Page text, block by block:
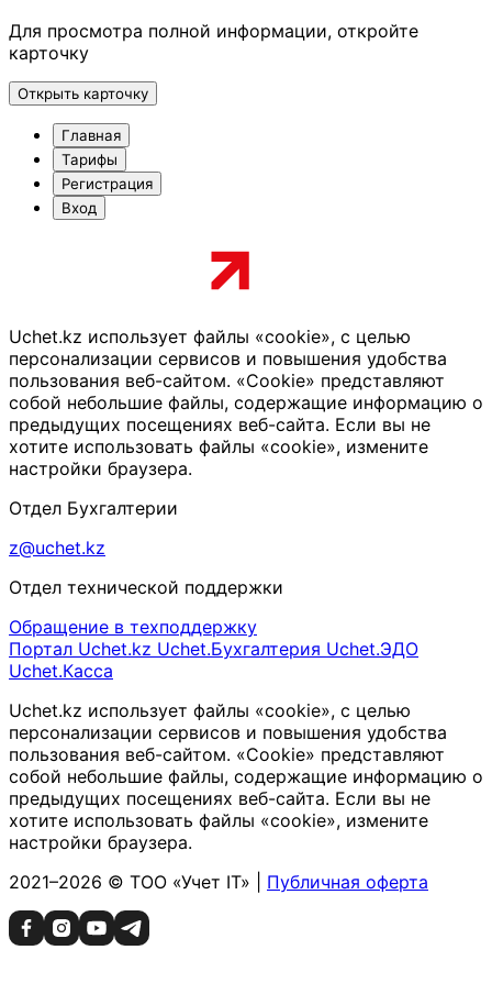
Для просмотра полной информации, откройте
карточку
Открыть карточку
Главная
Тарифы
Регистрация
Вход
Uchet.kz использует файлы «cookie», с целью
персонализации сервисов и повышения удобства
пользования веб-сайтом. «Cookie» представляют
собой небольшие файлы, содержащие информацию о
предыдущих посещениях веб-сайта. Если вы не
хотите использовать файлы «cookie», измените
настройки браузера.
Отдел Бухгалтерии
z@uchet.kz
Отдел технической поддержки
Обращение в техподдержку
Портал Uchet.kz Uchet.Бухгалтерия Uchet.ЭДО
Uchet.Касса
Uchet.kz использует файлы «cookie», с целью
персонализации сервисов и повышения удобства
пользования веб-сайтом. «Cookie» представляют
собой небольшие файлы, содержащие информацию о
предыдущих посещениях веб-сайта. Если вы не
хотите использовать файлы «cookie», измените
настройки браузера.
2021–2026 © ТОО «Учет IT» | Публичная оферта